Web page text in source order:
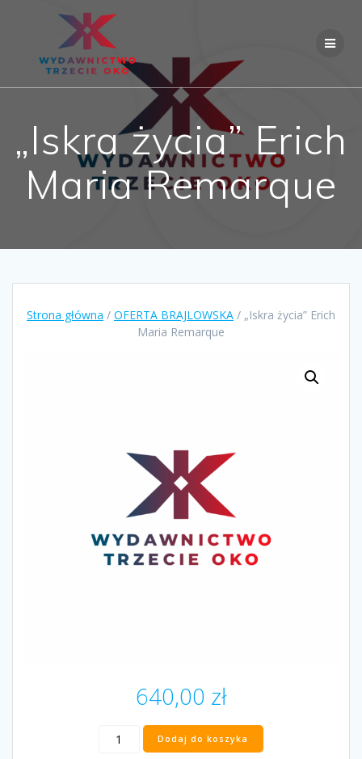
„Iskra życia” Erich
Maria Remarque
Strona główna / OFERTA BRAJLOWSKA / „Iskra życia” Erich
Maria Remarque
640,00 zł
ilość
„Iskra
Dodaj do koszyka